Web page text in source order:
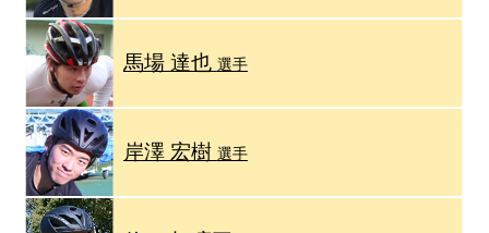
馬場 達也 選手
岸澤 宏樹 選手